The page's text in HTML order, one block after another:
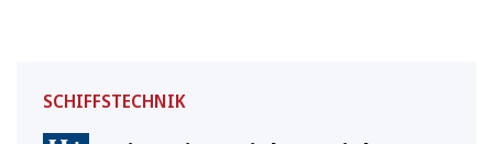
SCHIFFSTECHNIK